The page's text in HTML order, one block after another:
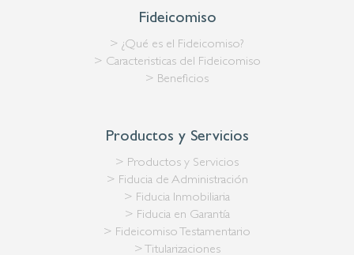
Fideicomiso
> ¿Qué es el Fideicomiso?
> Caracteristicas del Fideicomiso
> Beneficios
Productos y Servicios
> Productos y Servicios
> Fiducia de Administración
> Fiducia Inmobiliaria
> Fiducia en Garantía
> Fideicomiso Testamentario
> Titularizaciones